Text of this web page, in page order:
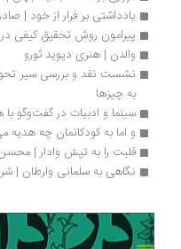
یادداشتی بر فرار از خود | صادق
پیرامون روش تحقیق کیفی در
والدن | هنری دیوید ثورو
به چیزها
سینما و ادبیات در گفت‌وگو با
و اما به کودکانمان چه هدیه
قلبت را به تپش وادار | محسن
نگاهی به سلمانی وارطان | شراره